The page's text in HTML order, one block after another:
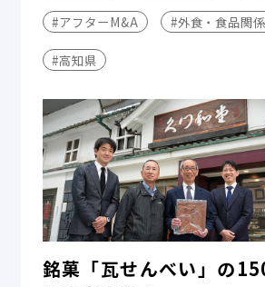
#アフターM&A #外食・食品関係
#高知県
銘菓「瓦せんべい」の